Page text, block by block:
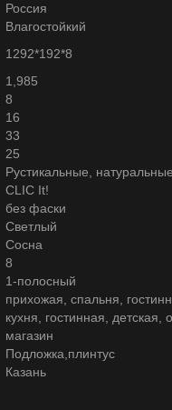
Россия
Влагостойкий
1292*192*8
1,985
8
16
33
25
Рустикальные,
CLIC It!
без фаски
Светлый
Сосна
8
1-полосный
прихожая, спальня,
кухня, гостинная, детская,
магазин
Подложка,плинтус
Казань